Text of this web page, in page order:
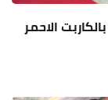
الاحمر